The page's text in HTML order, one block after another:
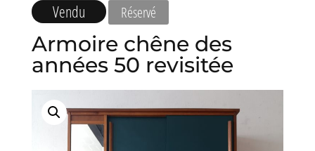
Vendu Réservé
Armoire chêne des
années 50 revisitée